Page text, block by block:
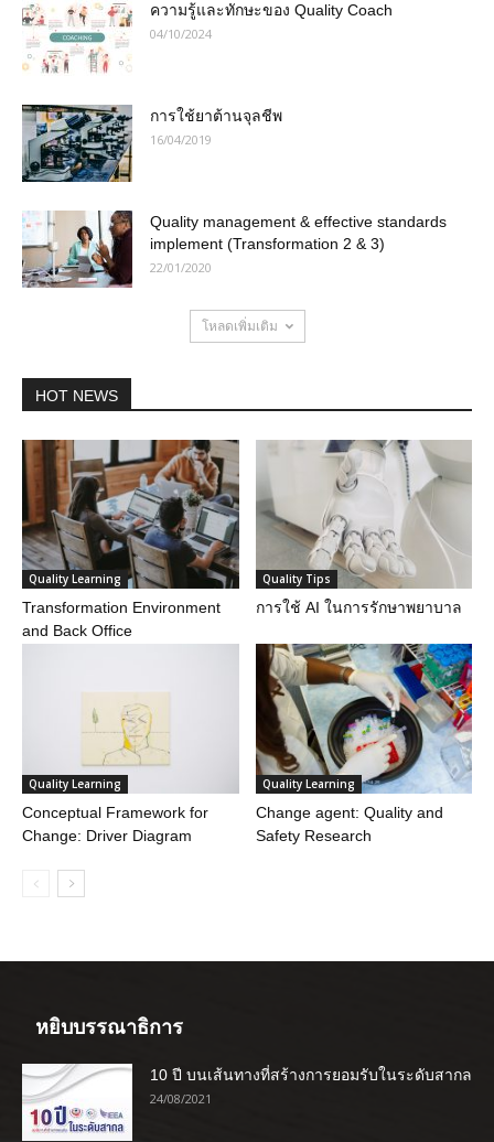
ความรู้และทักษะของ Quality Coach
04/10/2024
การใช้ยาต้านจุลชีพ
16/04/2019
Quality management & effective standards
implement (Transformation 2 & 3)
22/01/2020
โหลดเพิ่มเติม
HOT NEWS
Quality Learning
Transformation Environment
and Back Office
Quality Tips
การใช้ AI ในการรักษาพยาบาล
Quality Learning
Conceptual Framework for
Change: Driver Diagram
Quality Learning
Change agent: Quality and
Safety Research
หยิบบรรณาธิการ
10 ปี บนเส้นทางที่สร้างการยอมรับในระดับสากล
24/08/2021